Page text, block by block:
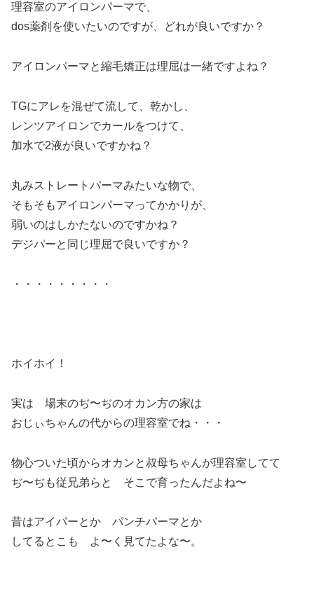
理容室のアイロンパーマで、
dos薬剤を使いたいのですが、どれが良いですか？
アイロンパーマと縮毛矯正は理屈は一緒ですよね？
TGにアレを混ぜて流して、乾かし、
レンツアイロンでカールをつけて、
加水で2液が良いですかね？
丸みストレートパーマみたいな物で、
そもそもアイロンパーマってかかりが、
弱いのはしかたないのですかね？
デジパーと同じ理屈で良いですか？
・・・・・・・・・
ホイホイ！
実は 場末のぢ〜ぢのオカン方の家は
おじぃちゃんの代からの理容室でね・・・
物心ついた頃からオカンと叔母ちゃんが理容室してて
ぢ〜ぢも従兄弟らと そこで育ったんだよね〜
昔はアイパーとか パンチパーマとか
してるとこも よ〜く見てたよな〜。